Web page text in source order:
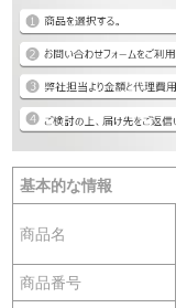
基本的な情報
商品名
商品番号